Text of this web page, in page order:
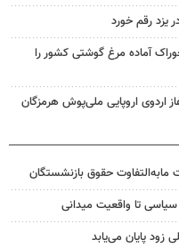
رقم خورد
آماده مرغ گوشتی کشور را
مابه‌التفاوت حقوق بازنشستگان
تا واقعیت میدانی
زود پایان می‌یابد